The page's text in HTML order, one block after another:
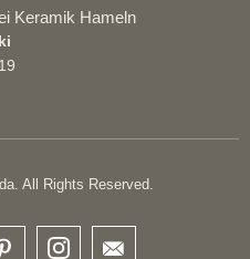
Keramik Hameln
All Rights Reserved.